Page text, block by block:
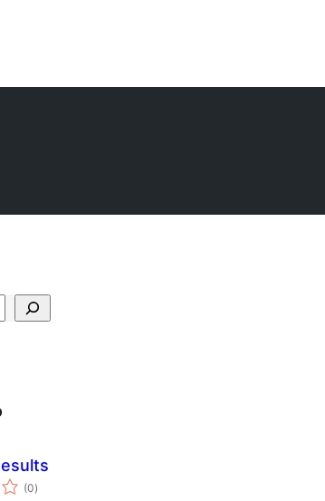
(0celkové
hodnotenie
)